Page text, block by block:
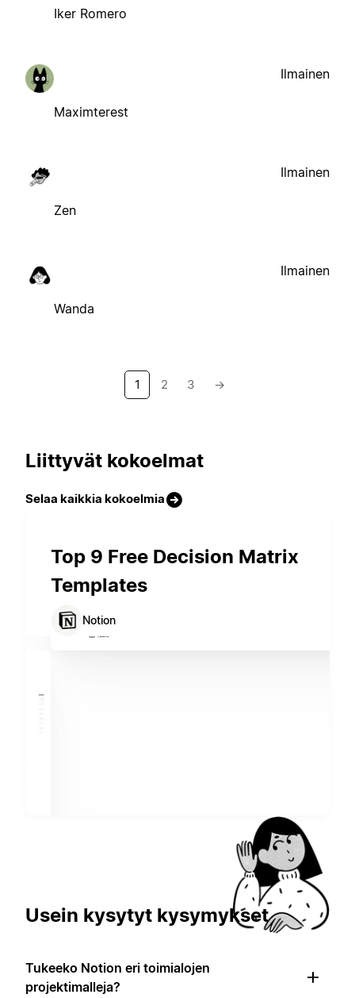
Iker Romero
Maximterest
Ilmainen
Zen
Ilmainen
Wanda
Ilmainen
1 2 3 →
Liittyvät kokoelmat
Selaa kaikkia kokoelmia
Top 9 Free Decision Matrix
Templates
Notion
Usein kysytyt kysymykset
Tukeeko Notion eri toimialojen
projektimalleja?